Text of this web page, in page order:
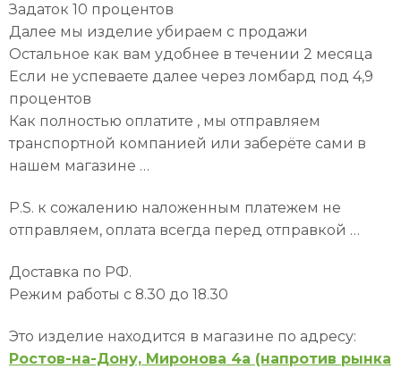
Задаток 10 процентов
Далее мы изделие убираем с продажи
Остальное как вам удобнее в течении 2 месяца
Если не успеваете далее через ломбард под 4,9
процентов
Как полностью оплатите , мы отправляем
транспортной компанией или заберёте сами в
нашем магазине …
P.S. к сожалению наложенным платежем не
отправляем, оплата всегда перед отправкой …
Доставка по РФ.
Режим работы с 8.30 до 18.30
Это изделие находится в магазине по адресу:
Ростов-на-Дону, Миронова 4а (напротив рынка